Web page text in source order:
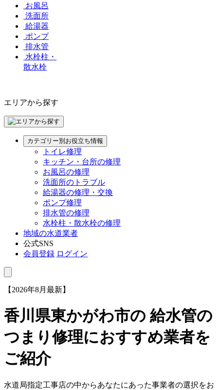
お風呂
洗面所
給湯器
ポンプ
排水管
水栓柱・
散水栓
エリアから探す
カテゴリー別お役立ち情報
トイレ修理
キッチン・台所の修理
お風呂の修理
洗面所のトラブル
給湯器の修理・交換
ポンプ修理
排水管の修理
水栓柱・散水栓の修理
地域の水道業者
公式SNS
会員登録 ログイン
【2026年8月最新】
香川県東かがわ市の 給水管の
つまり修理におすすめ業者を
ご紹介
水道局指定工事店の中からあなたにあった事業者の選択をお